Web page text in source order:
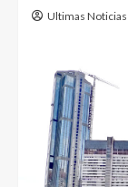
Ultimas